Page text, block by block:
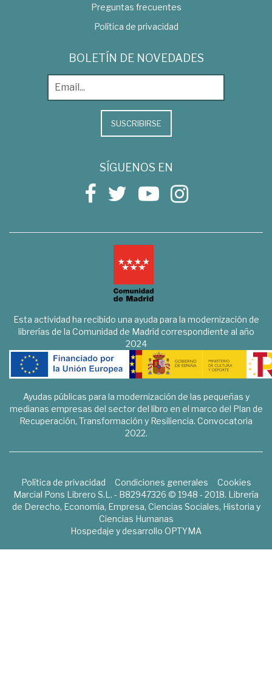
Preguntas frecuentes
Política de privacidad
BOLETÍN DE NOVEDADES
SUSCRIBIRSE
SÍGUENOS EN
Esta actividad ha recibido una ayuda para la modernización de
librerías de la Comunidad de Madrid correspondiente al año
2024
Ayudas públicas para la modernización de las pequeñas y
medianas empresas del sector del libro en el marco del Plan de
Recuperación, Transformación y Resiliencia. Convocatoria
2022.
Política de privacidad Condiciones generales
Cookies
Marcial Pons Librero S.L. - B82947326 © 1948 - 2018. Librería
de Derecho, Economía, Empresa, Ciencias Sociales, Historia y
Ciencias Humanas
Hospedaje y desarrollo OPTYMA